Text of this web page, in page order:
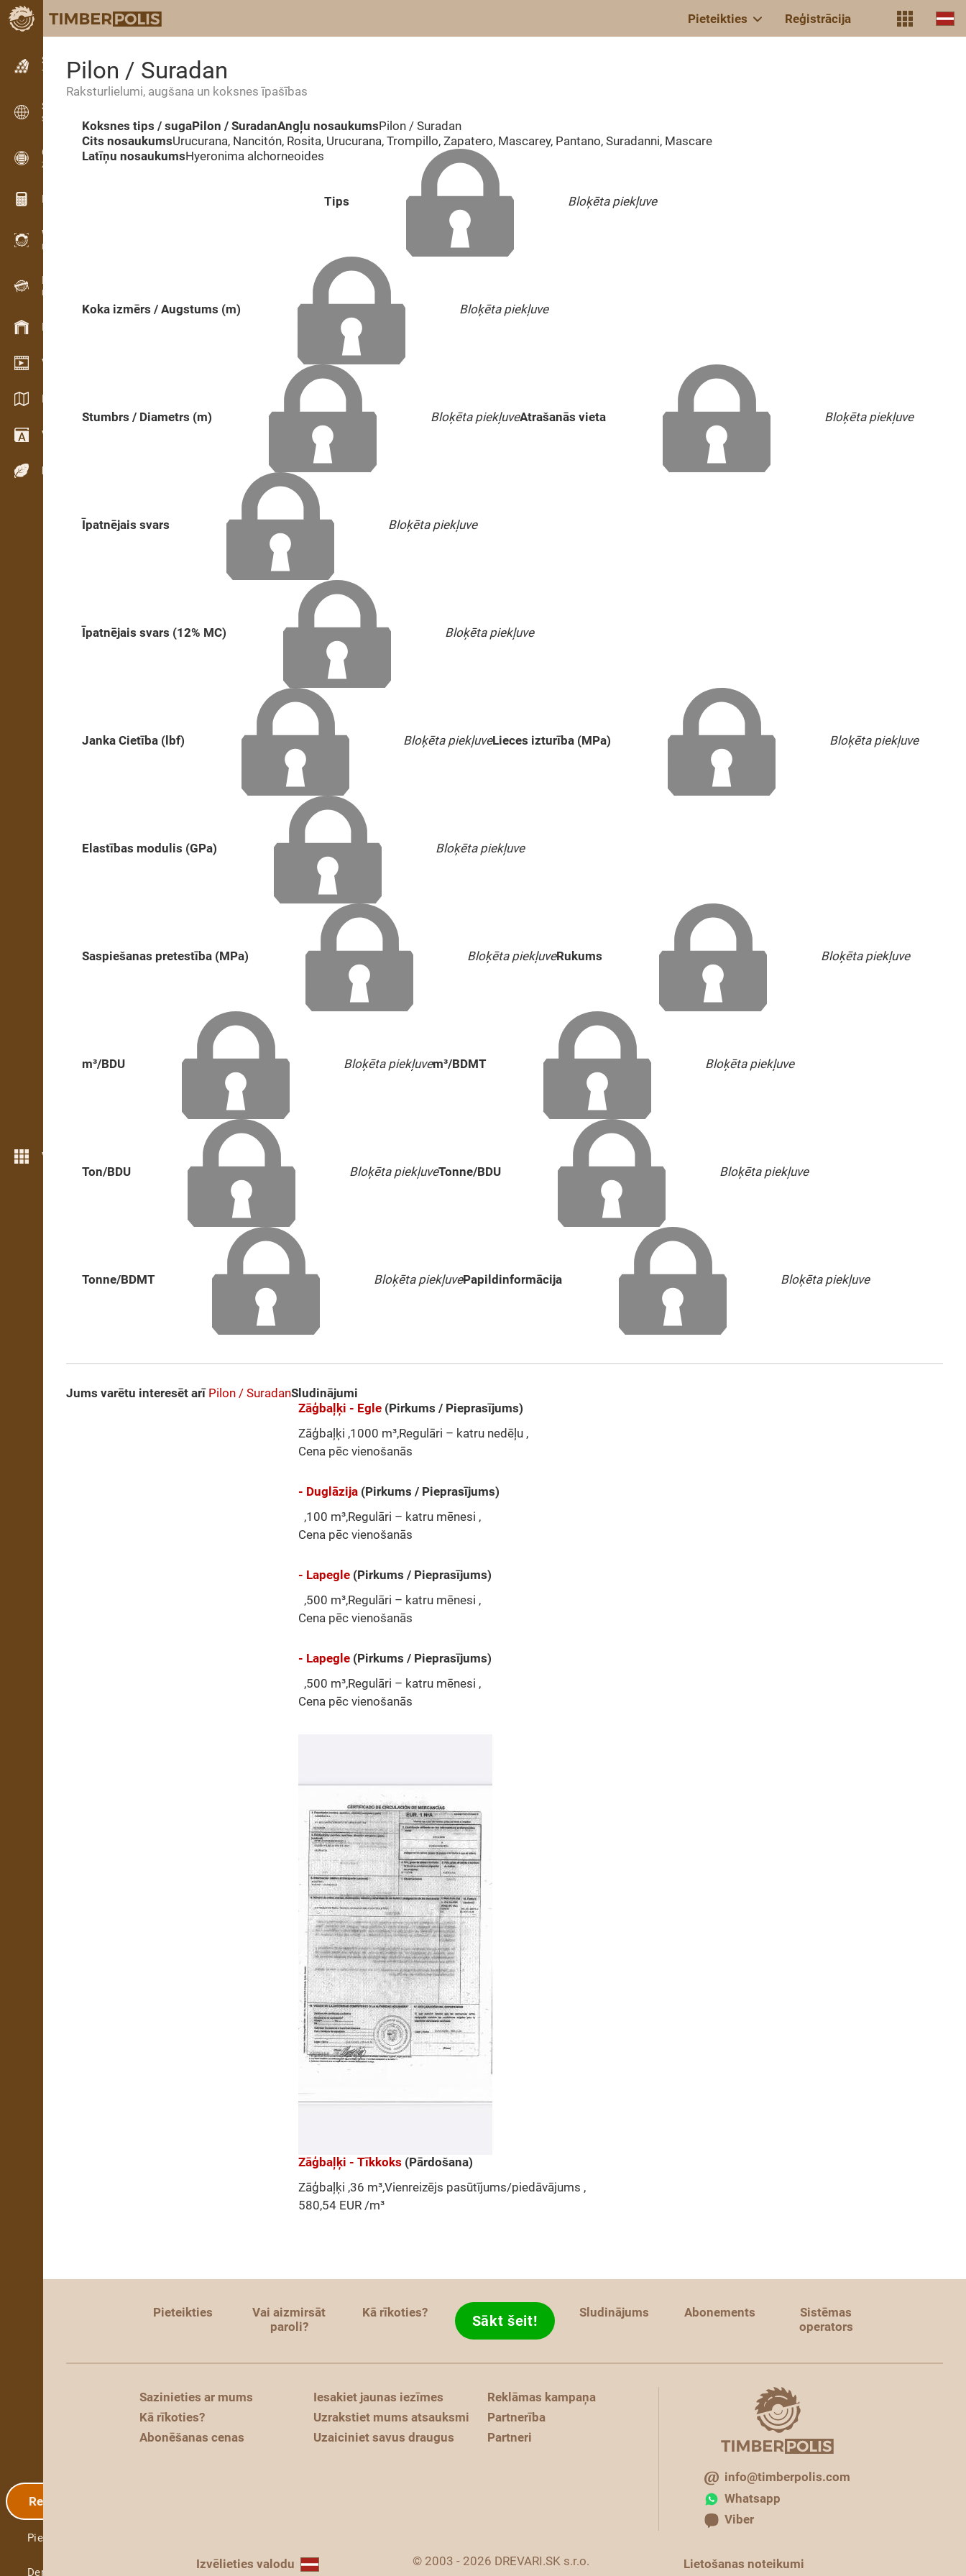
Pieteikties Reģistrācija
Sludinājumi
Teksta sludinājumi
Sludinājumi
Starptautiskie sludinājumi
OPTI-TIMB
Zāģēšanas shēmas
Koksnes kalkulatori
WoodProfi
Koksnes tilpums ar AI
Datu reģistrators
Koksnes uzskaite uz vietas
Krājumu vadība
Video telpa
Katalogi / Brošūras
Vārdnīca
Koku sugas
Vairāk iezīmju
Reģistrācija
Pieteikties
Demo
Pilon / Suradan
Raksturlielumi, augšana un koksnes īpašības
Koksnes tips / sugaPilon / SuradanAngļu nosaukumsPilon / Suradan
Cits nosaukumsUrucurana, Nancitón, Rosita, Urucurana, Trompillo, Zapatero, Mascarey, Pantano, Suradanni, Mascare
Latīņu nosaukumsHyeronima alchorneoides
Tips Bloķēta piekļuve
Koka izmērs / Augstums (m) Bloķēta piekļuve
Stumbrs / Diametrs (m) Bloķēta piekļuveAtrašanās vieta Bloķēta piekļuve
Īpatnējais svars Bloķēta piekļuve
Īpatnējais svars (12% MC) Bloķēta piekļuve
Janka Cietība (lbf) Bloķēta piekļuveLieces izturība (MPa) Bloķēta piekļuve
Elastības modulis (GPa) Bloķēta piekļuve
Saspiešanas pretestība (MPa) Bloķēta piekļuveRukums Bloķēta piekļuve
m³/BDU Bloķēta piekļuvem³/BDMT Bloķēta piekļuve
Ton/BDU Bloķēta piekļuveTonne/BDU Bloķēta piekļuve
Tonne/BDMT Bloķēta piekļuvePapildinformācija Bloķēta piekļuve
Jums varētu interesēt arī Pilon / SuradanSludinājumi
Zāģbaļķi - Egle (Pirkums / Pieprasījums)
Zāģbaļķi ,1000 m³,Regulāri – katru nedēļu ,
Cena pēc vienošanās
- Duglāzija (Pirkums / Pieprasījums)
,100 m³,Regulāri – katru mēnesi ,
Cena pēc vienošanās
- Lapegle (Pirkums / Pieprasījums)
,500 m³,Regulāri – katru mēnesi ,
Cena pēc vienošanās
- Lapegle (Pirkums / Pieprasījums)
,500 m³,Regulāri – katru mēnesi ,
Cena pēc vienošanās
Zāģbaļķi - Tīkkoks (Pārdošana)
Zāģbaļķi ,36 m³,Vienreizējs pasūtījums/piedāvājums ,
580,54 EUR /m³
Pieteikties
Vai aizmirsāt
paroli?
Kā rīkoties? Sākt šeit! Sludinājums Abonements
Sistēmas
operators
Sazinieties ar mums
Kā rīkoties?
Abonēšanas cenas
Iesakiet jaunas iezīmes
Uzrakstiet mums atsauksmi
Uzaiciniet savus draugus
Reklāmas kampaņa
Partnerība
Partneri
info@timberpolis.com
Whatsapp
Viber
Izvēlieties valodu © 2003 - 2026 DREVARI.SK s.r.o. Lietošanas noteikumi